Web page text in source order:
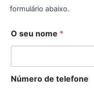
formulário abaixo.
O seu nome *
Número de telefone